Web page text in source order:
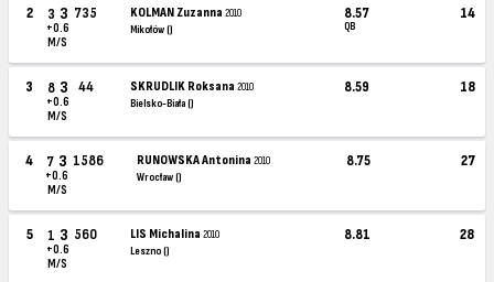
2 3 3
+0.6
M/S
735 KOLMAN Zuzanna2010
Mikołów ()
8.57
QB
14
3 8 3
+0.6
M/S
44 SKRUDLIK Roksana2010
Bielsko-Biała ()
8.59 18
4 7 3
+0.6
M/S
1586 RUNOWSKA Antonina 2010
Wrocław ()
8.75 27
5 1 3
+0.6
M/S
560 LIS Michalina2010
Leszno ()
8.81 28